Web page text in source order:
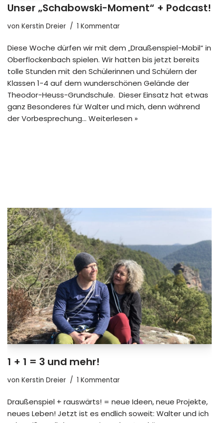
Unser „Schabowski-Moment“ + Podcast!
von Kerstin Dreier 1 Kommentar
Diese Woche dürfen wir mit dem „Draußenspiel-Mobil“ in
Oberflockenbach spielen. Wir hatten bis jetzt bereits
tolle Stunden mit den Schülerinnen und Schülern der
Klassen 1-4 auf dem wunderschönen Gelände der
Theodor-Heuss-Grundschule. Dieser Einsatz hat etwas
ganz Besonderes für Walter und mich, denn während
der Vorbesprechung… Weiterlesen »
1 + 1 = 3 und mehr!
von Kerstin Dreier 1 Kommentar
Draußenspiel + rauswärts! = neue Ideen, neue Projekte,
neues Leben! Jetzt ist es endlich soweit: Walter und ich